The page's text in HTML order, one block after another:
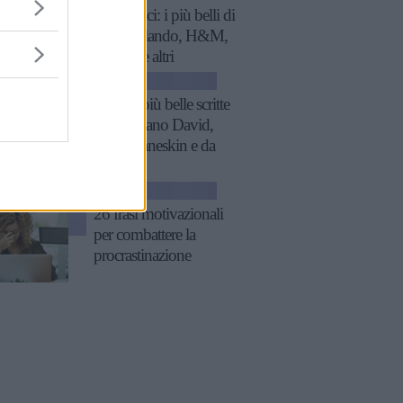
economici: i più belli di
Zara, Zalando, H&M,
Mango e altri
Le frasi più belle scritte
da Damiano David,
con i Måneskin e da
26 frasi motivazionali
per combattere la
procrastinazione